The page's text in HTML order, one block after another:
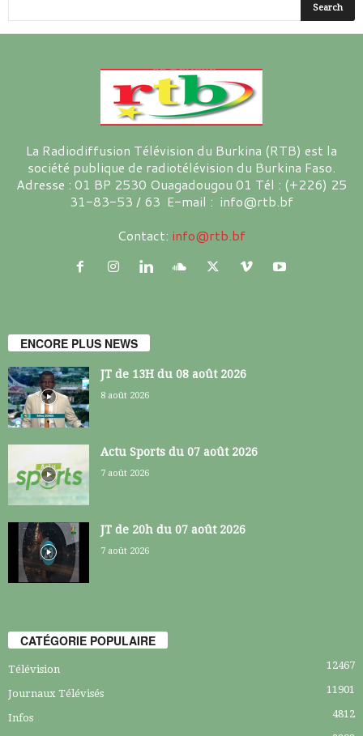
La Radiodiffusion Télévision du Burkina (RTB) est la
société publique de radiotélévision du Burkina Faso.
Adresse : 01 BP 2530 Ouagadougou 01 Tél : (+226) 25
31-83-53 / 63 E-mail : info@rtb.bf
Contact: info@rtb.bf
ENCORE PLUS NEWS
JT de 13H du 08 août 2026
8 août 2026
Actu Sports du 07 août 2026
7 août 2026
JT de 20h du 07 août 2026
7 août 2026
CATÉGORIE POPULAIRE
Télévision 12467
Journaux Télévisés 11901
Infos
4812